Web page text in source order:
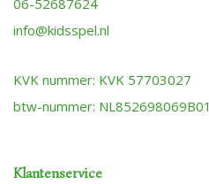
06-52687624
info@kidsspel.nl
KVK nummer: KVK 57703027
btw-nummer: NL852698069B01
Klantenservice